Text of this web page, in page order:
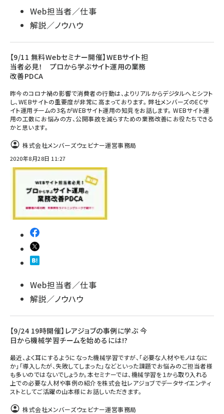
Web担当者／仕事
解説／ノウハウ
【9/11 無料Webセミナー開催】WEBサイト担
当者必見！ プロから学ぶサイト運用の業務
改善PDCA
昨今のコロナ禍の影響で消費者の行動は、よりリアルからデジタルへとシフト
し、WEBサイトの重要度が非常に高まっております。 弊社メンバーズのECサ
イト運用チームの3名がWEBサイト運用の知見をお話します。 WEBサイト運
用の工数にお悩みの方、公開事故を減らすための業務改善にお役たちできる
かと思います。
株式会社メンバーズウェビナー運営事務局
2020年8月28日 11:27
Web担当者／仕事
解説／ノウハウ
【9/24 19時開催】レアジョブの事例に学ぶ 今
日から機械学習チームを始めるには!?
最近、よく耳にするようになった機械学習ですが、「必要な人材やモノはなに
か」「導入したが、失敗してしまった」などといった課題でお悩みのご担当者様
も多いのではないでしょうか。本セミナーでは、機械学習を１から取り入れる
上での必要な人材や事例の紹介を株式会社レアジョブでデータサイエンティ
ストとしてご活躍の山本様にお話しいただきます。
株式会社メンバーズウェビナー運営事務局